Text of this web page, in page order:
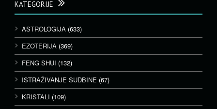
KATEGORIJE
ASTROLOGIJA (633)
EZOTERIJA (369)
FENG SHUI (132)
ISTRAŽIVANJE SUDBINE (67)
KRISTALI (109)